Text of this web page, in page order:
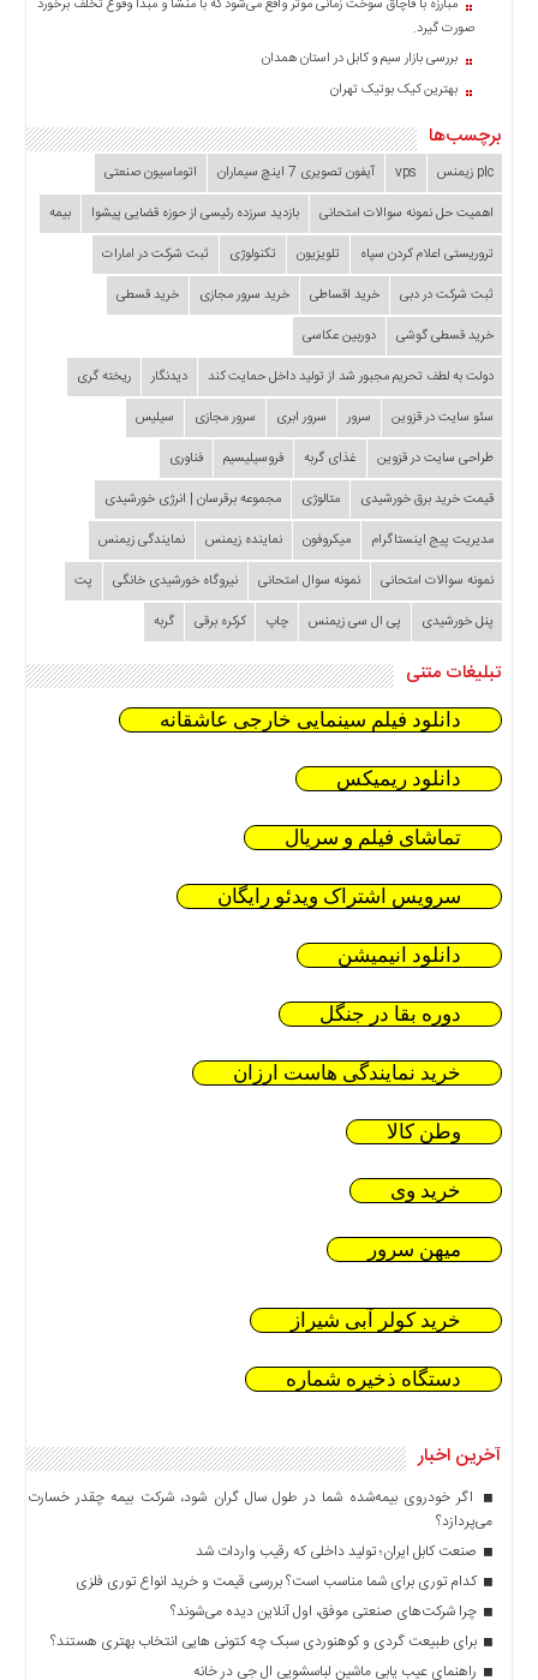
مبارزه با قاچاق سوخت زمانی موثر واقع می‌شود که با منشا و مبدا وقوع تخلف برخورد
صورت گیرد.
بررسی بازار سیم و کابل در استان همدان
بهترین کیک بوتیک تهران
برچسب‌ها
plc زیمنس vps آیفون تصویری 7 اینچ سیماران
اتوماسیون صنعتی
اهمیت حل نمونه سوالات امتحانی
بازدید سرزده‌ رئیسی از حوزه قضایی ‌پیشوا
بیمه
تروریستی اعلام کردن سپاه
تلویزیون تکنولوژی
ثبت شرکت در امارات
ثبت شرکت در دبی
خرید اقساطی خرید سرور مجازی
خرید قسطی
خرید قسطی گوشی
دوربین عکاسی
دولت به لطف تحریم مجبور شد از تولید داخل حمایت کند
دیدنگار
ریخته گری
سئو سایت در قزوین
سرور سرور ابری سرور مجازی
سیلیس
طراحی سایت در قزوین
غذای گربه فروسیلیسیم
فناوری
قیمت خرید برق خورشیدی
متالوژی
مجموعه برقرسان | انرژی خورشیدی
مدیریت پیج اینستاگرام
میکروفون نماینده زیمنس
نمایندگی زیمنس
نمونه سوالات امتحانی
نمونه سوال امتحانی نیروگاه خورشیدی خانگی
پت
پنل خورشیدی
پی ال سی زیمنس چاپ کرکره برقی گربه
تبلیغات متنی
دانلود فیلم سینمایی خارجی عاشقانه
دانلود ریمیکس
تماشای فیلم و سریال
سرویس اشتراک ویدئو رایگان
دانلود انیمیشن
دوره بقا در جنگل
خرید نمایندگی هاست ارزان
وطن کالا
خرید وی
میهن سرور
خرید کولر آبی شیراز
دستگاه ذخیره شماره
آخرین اخبار
اگر خودروی بیمه‌شده شما در طول سال گران شود، شرکت بیمه چقدر خسارت
می‌پردازد؟
صنعت کابل ایران؛ تولید داخلی که رقیب واردات شد
کدام توری برای شما مناسب است؟ بررسی قیمت و خرید انواع توری فلزی
چرا شرکت‌های صنعتی موفق، اول آنلاین دیده می‌شوند؟
برای طبیعت گردی و کوهنوردی سبک چه کتونی هایی انتخاب بهتری هستند؟
راهنمای عیب یابی ماشین لباسشویی ال جی در خانه